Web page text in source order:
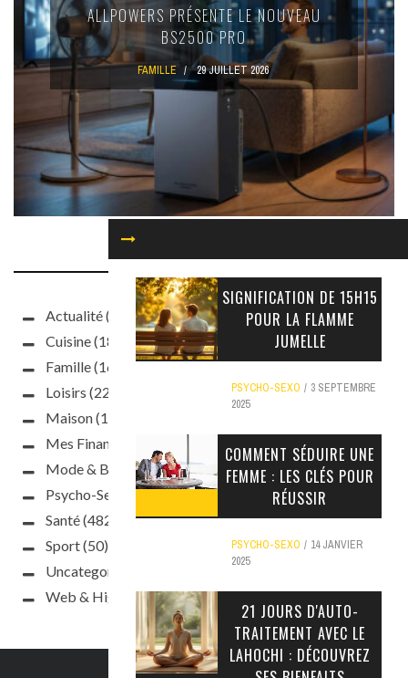
SIGNIFICATION DE 15H15
POUR LA FLAMME
JUMELLE
PSYCHO-SEXO
3 SEPTEMBRE
2025
COMMENT SÉDUIRE UNE
FEMME : LES CLÉS POUR
RÉUSSIR
PSYCHO-SEXO
14 JANVIER
2025
21 JOURS D'AUTO-
TRAITEMENT AVEC LE
LAHOCHI : DÉCOUVREZ
ALLPOWERS PRÉSENTE LE NOUVEAU
BS2500 PRO
FAMILLE 29 JUILLET 2026
Actualité(93)
Cuisine(187)
Famille(160)
Loisirs (220)
Maison(188)
Mes Finances
Mode & Beauté(397)
Psycho-Sexo
(241)
Santé(482)
Sport(50)
Uncategorized
Web & High Tech(47)